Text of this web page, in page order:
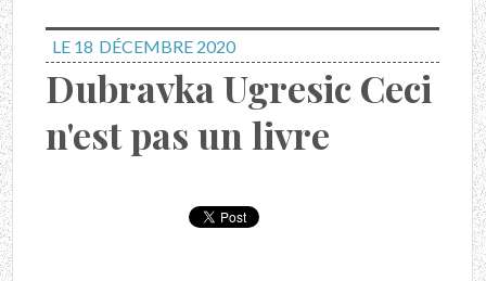
LE 18 DÉCEMBRE 2020
Dubravka Ugresic Ceci
n'est pas un livre